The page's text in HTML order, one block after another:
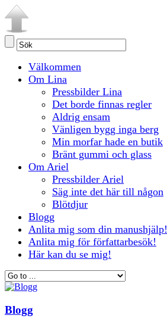
Välkommen
Om Lina
Pressbilder Lina
Det borde finnas regler
Aldrig ensam
Vänligen bygg inga berg
Min morfar hade en butik
Bränt gummi och glass
Om Ariel
Pressbilder Ariel
Säg inte det här till någon
Blötdjur
Blogg
Anlita mig som din manushjälp!
Anlita mig för författarbesök!
Här kan du se mig!
Blogg